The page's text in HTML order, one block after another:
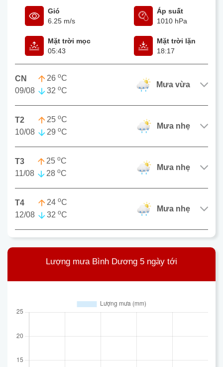
Gió
6.25 m/s
Áp suất
1010 hPa
Mặt trời mọc
05:43
Mặt trời lặn
18:17
CN
09/08
26 oC
32 oC
mưa vừa
T2
10/08
25 oC
29 oC
mưa nhẹ
T3
11/08
25 oC
28 oC
mưa nhẹ
T4
12/08
24 oC
32 oC
mưa nhẹ
Lượng mưa Bình Dương 5 ngày tới